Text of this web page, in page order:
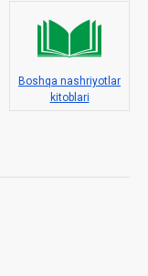
Boshqa nashriyotlar
kitoblari